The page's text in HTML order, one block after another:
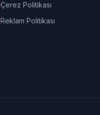
Çerez Politikası
Reklam Politikası